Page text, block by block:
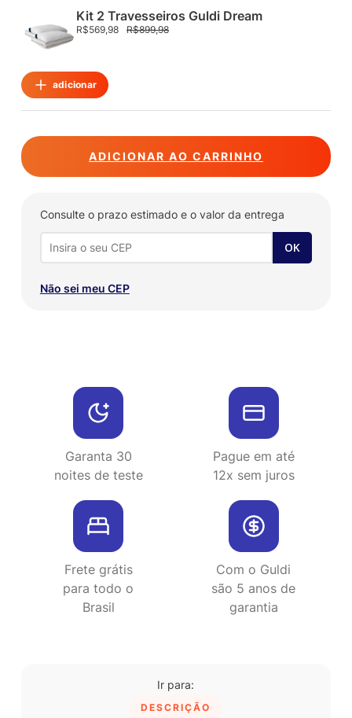
Kit 2 Travesseiros Guldi Dream
R$569,98 R$899,98
adicionar
ADICIONAR AO CARRINHO
Consulte o prazo estimado e o valor da entrega
Não sei meu CEP
Garanta 30
noites de teste
Pague em até
12x sem juros
Frete grátis
para todo o
Brasil
Com o Guldi
são 5 anos de
garantia
DESCRIÇÃO